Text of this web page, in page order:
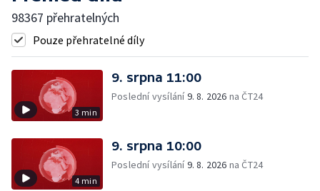
98367 přehratelných
Pouze přehratelné díly
3 min
9. srpna 11:00
Poslední vysílání9. 8. 2026 na ČT24
4 min
9. srpna 10:00
Poslední vysílání9. 8. 2026 na ČT24